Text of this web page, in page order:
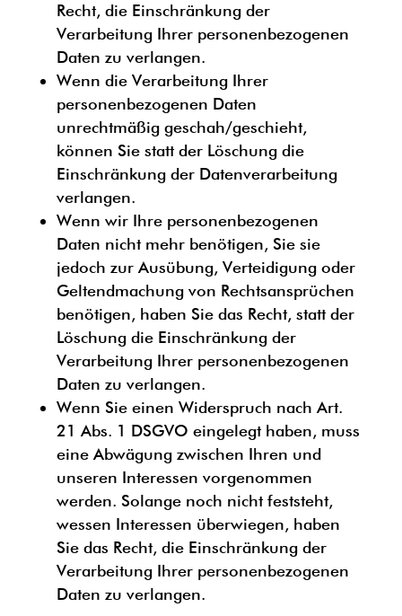
Recht, die Einschränkung der
Verarbeitung Ihrer personenbezogenen
Daten zu verlangen.
Wenn die Verarbeitung Ihrer
personenbezogenen Daten
unrechtmäßig geschah/geschieht,
können Sie statt der Löschung die
Einschränkung der Datenverarbeitung
verlangen.
Wenn wir Ihre personenbezogenen
Daten nicht mehr benötigen, Sie sie
jedoch zur Ausübung, Verteidigung oder
Geltendmachung von Rechtsansprüchen
benötigen, haben Sie das Recht, statt der
Löschung die Einschränkung der
Verarbeitung Ihrer personenbezogenen
Daten zu verlangen.
Wenn Sie einen Widerspruch nach Art.
21 Abs. 1 DSGVO eingelegt haben, muss
eine Abwägung zwischen Ihren und
unseren Interessen vorgenommen
werden. Solange noch nicht feststeht,
wessen Interessen überwiegen, haben
Sie das Recht, die Einschränkung der
Verarbeitung Ihrer personenbezogenen
Daten zu verlangen.